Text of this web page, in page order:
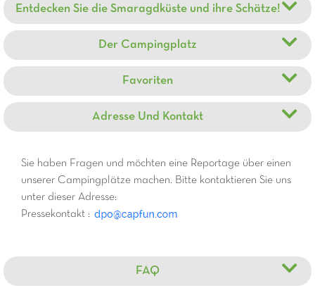
Entdecken Sie die Smaragdküste und ihre Schätze!
Der Campingplatz
Favoriten
Adresse Und Kontakt
Sie haben Fragen und möchten eine Reportage über einen
unserer Campingplätze machen. Bitte kontaktieren Sie uns
unter dieser Adresse:
Pressekontakt :
FAQ